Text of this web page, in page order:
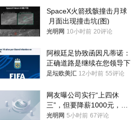
SpaceX火箭残骸撞击月球
月面出现撞击坑(图)
光明网 10小时前 20评论
阿根廷足协致函因凡蒂诺：
正确道路是继续在您领导下
足坛欧美汇 12小时前 55评论
网友曝公司实行“上四休
三”，但要降薪1000元，不
接受只能辞职
光明网 5小时前 67评论